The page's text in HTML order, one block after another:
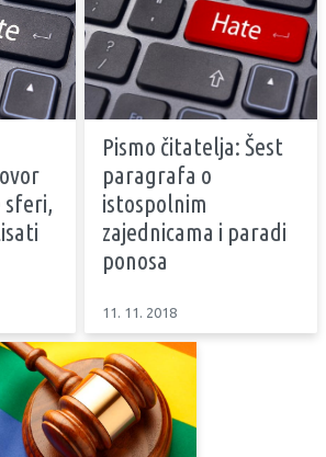
sferi,
Pismo čitatelja: Šest
paragrafa o
istospolnim
zajednicama i paradi
ponosa
11. 11. 2018